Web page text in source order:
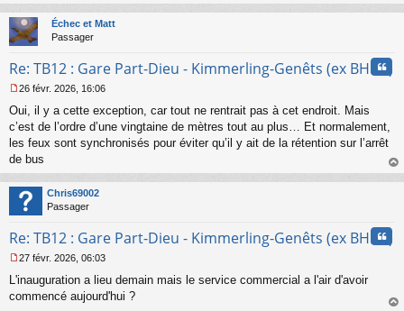
n
o
n
l
au
Échec et Matt
Passager
Re: TB12 : Gare Part-Dieu - Kimmerling-Genêts (ex BHNS)
e
s
s
g
n
o
l
u
26 févr. 2026, 16:06
Oui, il y a cette exception, car tout ne rentrait pas à cet endroit. Mais
c’est de l’ordre d’une vingtaine de mètres tout au plus… Et normalement,
les feux sont synchronisés pour éviter qu’il y ait de la rétention sur l’arrêt
de bus
au
Chris69002
Passager
Re: TB12 : Gare Part-Dieu - Kimmerling-Genêts (ex BHNS)
e
s
27 févr. 2026, 06:03
L'inauguration a lieu demain mais le service commercial a l'air d'avoir
commencé aujourd'hui ?